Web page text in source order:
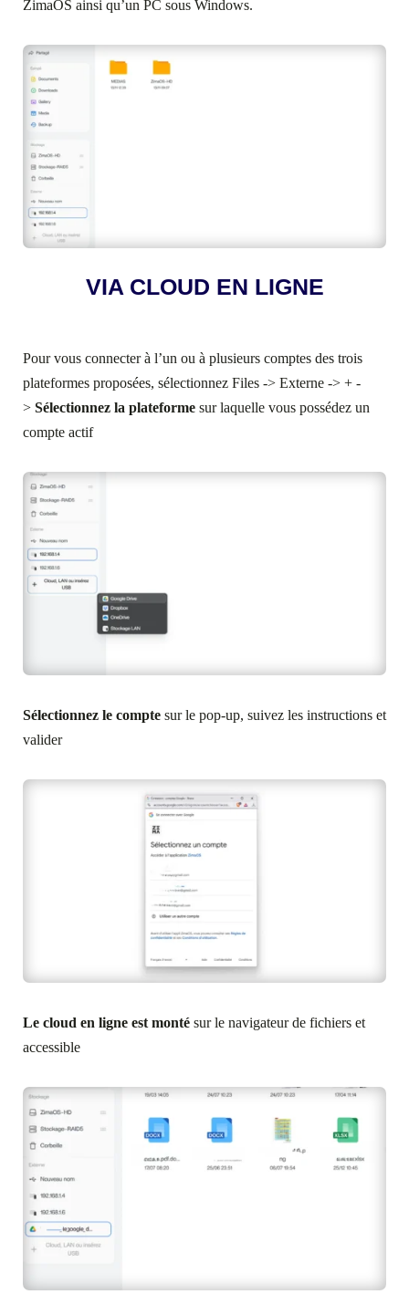
ZimaOS ainsi qu’un PC sous Windows.
VIA CLOUD EN LIGNE
Pour vous connecter à l’un ou à plusieurs comptes des trois
plateformes proposées, sélectionnez Files -> Externe -> + -
> Sélectionnez la plateforme sur laquelle vous possédez un
compte actif
Sélectionnez le compte sur le pop-up, suivez les instructions et
valider
Le cloud en ligne est monté sur le navigateur de fichiers et
accessible